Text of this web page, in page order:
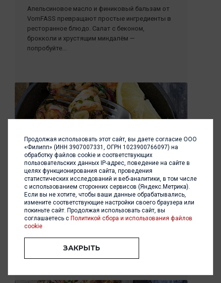
Апельсиновое масло и финиковый бальзам от
VomFASS превращают простые ингредиенты в
ресторанное блюдо. Салат с беконом,
брокколи и хрустящим миндалём —
попробуйте...
Летняя закуска из креветок-гриль
Секрет этих креветок — в двух продуктах
VomFASS. Сначала они обжариваются в
ароматном чесночном масле, а под конец к ним
добавляется капелька бальзамического
уксуса...
Продолжая использовать этот сайт, вы даете согласие ООО
«Филипп» (ИНН 3907007331, ОГРН 1023900766097) на
обработку файлов cookie и соответствующих
пользовательских данных IP-адрес, поведение на сайте в
целях функционирования сайта, проведения
статистических исследований и веб-аналитики, в том числе
с использованием сторонних сервисов (Яндекс.Метрика).
Если вы не хотите, чтобы ваши данные обрабатывались,
измените соответствующие настройки своего браузера или
покиньте сайт. Продолжая использовать сайт, вы
соглашаетесь с Политикой сбора и использования файлов
cookie
ЗАКРЫТЬ